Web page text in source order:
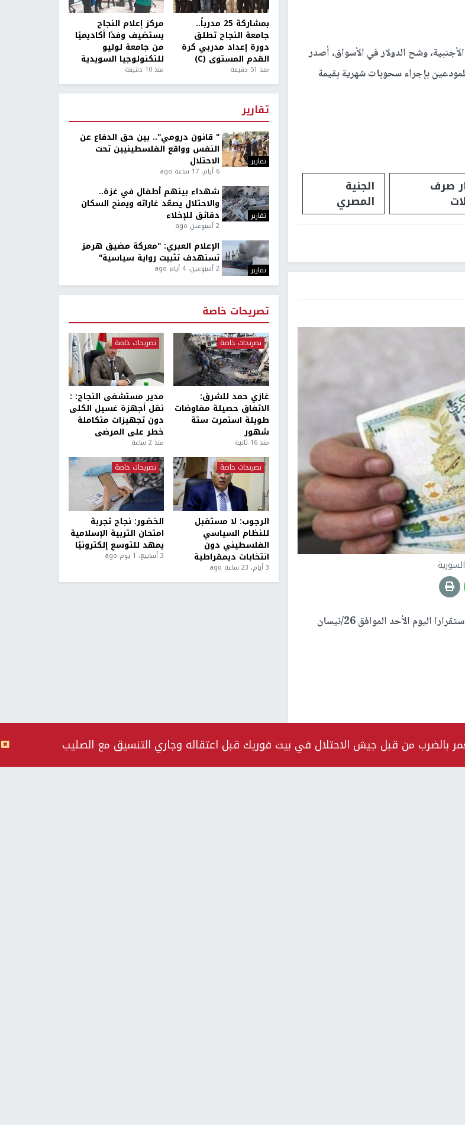
بالضرب من قبل جيش الاحتلال في بيت فوريك قبل اعتقاله وجاري التنسيق مع الصليب
وشح الدولار في الأسواق، أصدر
بإجراء سحوبات شهرية بقيمة
صرف الجنية
المصري
شهدت أسعار صرف العملات مقابل الليرة السورية استقرارا اليوم الأحد الموافق 26/نيسان
بمشاركة 25 مدرباً..
جامعة النجاح تطلق
دورة إعداد مدربي كرة
القدم المستوى (C)
منذ 51 دقيقة
مركز إعلام النجاح
يستضيف وفدًا أكاديميًا
من جامعة لوليو
للتكنولوجيا السويدية
منذ 10 دقيقة
تقارير
تقارير
" قانون درومي".. بين حق الدفاع عن
النفس وواقع الفلسطينيين تحت
الاحتلال
6 أيام، 17 ساعة ago
تقارير
شهداء بينهم أطفال في غزة..
والاحتلال يصعّد غاراته ويمنح السكان
دقائق للإخلاء
2 أسبوعين ago
تقارير
الإعلام العبري: "معركة مضيق هرمز
تستهدف تثبيت رواية سياسية"
2 أسبوعين، 4 أيام ago
تصريحات خاصة
تصريحات خاصة
غازي حمد للشرق:
الاتفاق حصيلة مفاوضات
طويلة استمرت ستة
شهور
منذ 16 ثانية
تصريحات خاصة
مدير مستشفى النجاح: :
نقل أجهزة غسيل الكلى
دون تجهيزات متكاملة
خطر على المرضى
منذ 2 ساعة
تصريحات خاصة
الرجوب: لا مستقبل
للنظام السياسي
الفلسطيني دون
انتخابات ديمقراطية
3 أيام، 23 ساعة ago
تصريحات خاصة
الخضور: نجاح تجربة
امتحان التربية الإسلامية
يمهد للتوسع إلكترونيًا
3 أسابيع، 1 يوم ago